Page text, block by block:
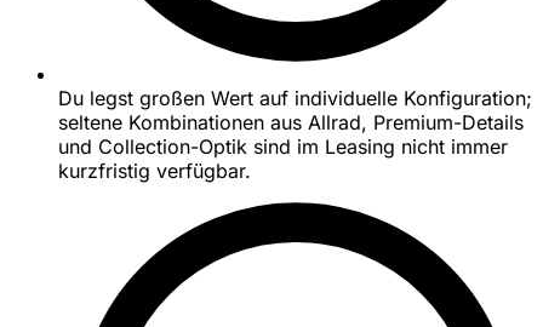
Du legst großen Wert auf individuelle Konfiguration;
seltene Kombinationen aus Allrad, Premium-Details
und Collection-Optik sind im Leasing nicht immer
kurzfristig verfügbar.